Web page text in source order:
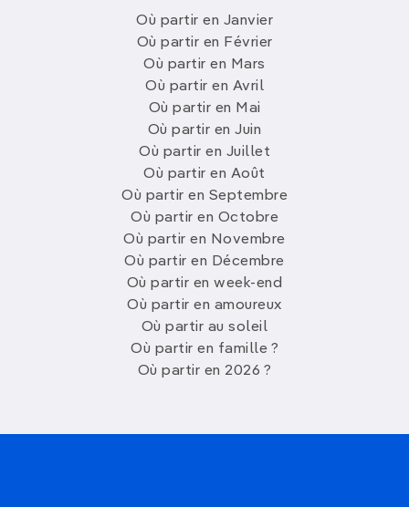
Où partir en Janvier
Où partir en Février
Où partir en Mars
Où partir en Avril
Où partir en Mai
Où partir en Juin
Où partir en Juillet
Où partir en Août
Où partir en Septembre
Où partir en Octobre
Où partir en Novembre
Où partir en Décembre
Où partir en week-end
Où partir en amoureux
Où partir au soleil
Où partir en famille ?
Où partir en 2026 ?